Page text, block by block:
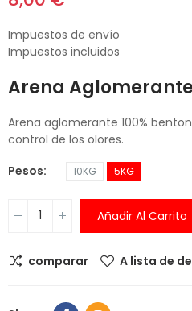
Impuestos de envío
Impuestos incluidos
Arena
Arena aglomerante 100%
control de los olores.
Pesos
10KG 5KG
Añadir Al Carrito
comparar A lista de